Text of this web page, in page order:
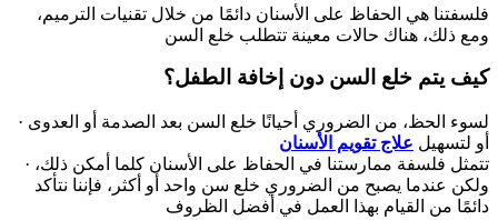
فلسفتنا هي الحفاظ على الأسنان دائمًا من خلال تقنيات الترميم،
ومع ذلك، هناك حالات معينة تتطلب خلع السن
كيف يتم خلع السن دون إخافة الطفل؟
· لسوء الحظ، من الضروري أحيانًا خلع السن بعد الصدمة أو العدوى
أو لتسهيل علاج تقويم الأسنان
· تتمثل فلسفة ممارستنا في الحفاظ على الأسنان كلما أمكن ذلك،
ولكن عندما يصبح من الضروري خلع سن واحد أو أكثر، فإننا نتأكد
دائمًا من القيام بهذا العمل في أفضل الظروف